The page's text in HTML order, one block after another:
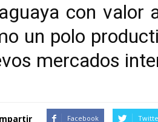
con valor
un polo
mercados
Facebook